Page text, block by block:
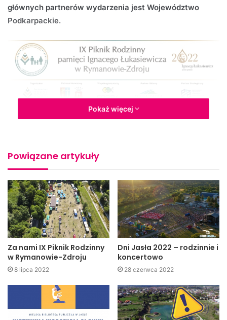
głównych partnerów wydarzenia jest Województwo
Podkarpackie.
Pokaż więcej
Powiązane artykuły
Za nami IX Piknik Rodzinny
w Rymanowie-Zdroju
8 lipca 2022
Dni Jasła 2022 – rodzinnie i
koncertowo
28 czerwca 2022